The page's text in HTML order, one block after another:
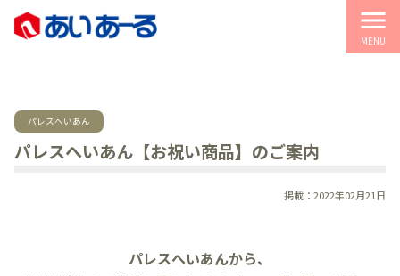
menu
MENU
パレスへいあん
パレスへいあん【お祝い商品】のご案内
掲載：2022年02月21日
パレスへいあんから、